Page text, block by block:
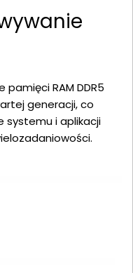
RAM DDR5
generacji, co
systemu i aplikacji